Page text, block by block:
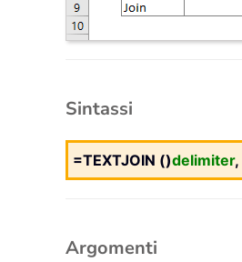
Sintassi
=TEXTJOIN ()delimiter,
Argomenti